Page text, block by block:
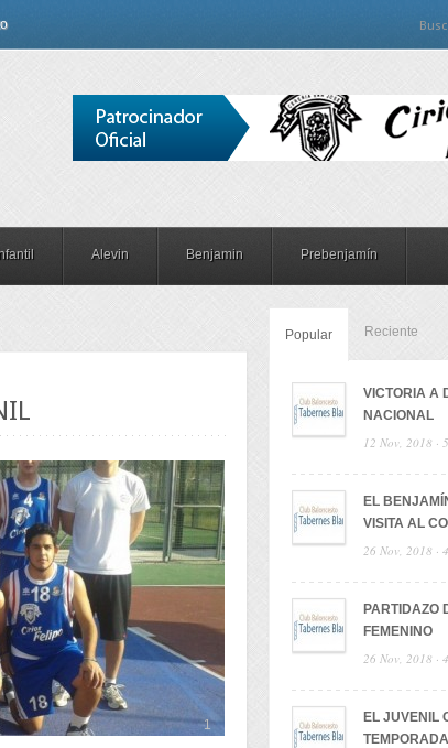
Alevin Benjamin Prebenjamín
1
Popular Reciente
VICTORIA A
NACIONAL
12 Nov, 2018 ·
EL
VISITA AL
26 Nov, 2018 ·
PARTIDAZO
FEMENINO
26 Nov, 2018 ·
EL JUVENIL